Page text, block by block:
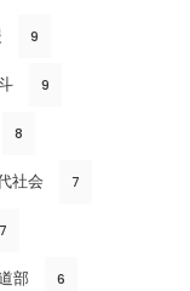
9
9
8
社会 7
7
部 6